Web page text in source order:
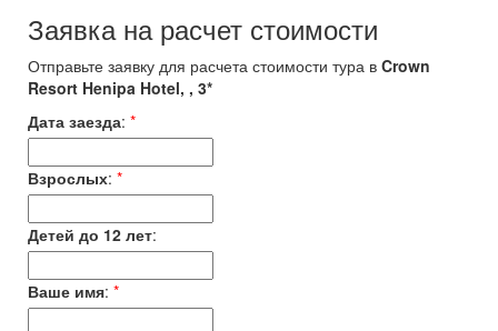
Заявка на расчет стоимости
Отправьте заявку для расчета стоимости тура в Crown
Resort Henipa Hotel, , 3*
Дата заезда: *
Взрослых: *
Детей до 12 лет:
Ваше имя: *